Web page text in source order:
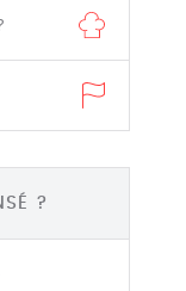
?
une